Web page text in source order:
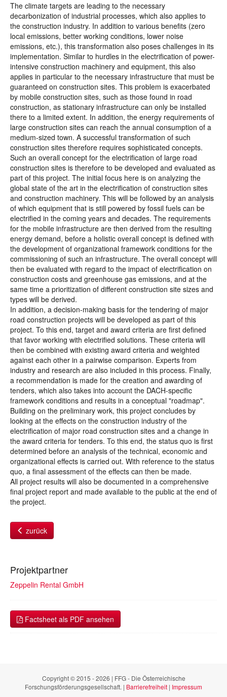
The climate targets are leading to the necessary
decarbonization of industrial processes, which also applies to
the construction industry. In addition to various benefits (zero
local emissions, better working conditions, lower noise
emissions, etc.), this transformation also poses challenges in its
implementation. Similar to hurdles in the electrification of power-
intensive construction machinery and equipment, this also
applies in particular to the necessary infrastructure that must be
guaranteed on construction sites. This problem is exacerbated
by mobile construction sites, such as those found in road
construction, as stationary infrastructure can only be installed
there to a limited extent. In addition, the energy requirements of
large construction sites can reach the annual consumption of a
medium-sized town. A successful transformation of such
construction sites therefore requires sophisticated concepts.
Such an overall concept for the electrification of large road
construction sites is therefore to be developed and evaluated as
part of this project. The initial focus here is on analyzing the
global state of the art in the electrification of construction sites
and construction machinery. This will be followed by an analysis
of which equipment that is still powered by fossil fuels can be
electrified in the coming years and decades. The requirements
for the mobile infrastructure are then derived from the resulting
energy demand, before a holistic overall concept is defined with
the development of organizational framework conditions for the
commissioning of such an infrastructure. The overall concept will
then be evaluated with regard to the impact of electrification on
construction costs and greenhouse gas emissions, and at the
same time a prioritization of different construction site sizes and
types will be derived.
In addition, a decision-making basis for the tendering of major
road construction projects will be developed as part of this
project. To this end, target and award criteria are first defined
that favor working with electrified solutions. These criteria will
then be combined with existing award criteria and weighted
against each other in a pairwise comparison. Experts from
industry and research are also included in this process. Finally,
a recommendation is made for the creation and awarding of
tenders, which also takes into account the DACH-specific
framework conditions and results in a conceptual "roadmap".
Building on the preliminary work, this project concludes by
looking at the effects on the construction industry of the
electrification of major road construction sites and a change in
the award criteria for tenders. To this end, the status quo is first
determined before an analysis of the technical, economic and
organizational effects is carried out. With reference to the status
quo, a final assessment of the effects can then be made.
All project results will also be documented in a comprehensive
final project report and made available to the public at the end of
the project.
zurück
Projektpartner
Zeppelin Rental GmbH
Factsheet als PDF ansehen
Copyright © 2015 - 2026 | FFG - Die Österreichische
Forschungsförderungsgesellschaft. | Barrierefreiheit | Impressum